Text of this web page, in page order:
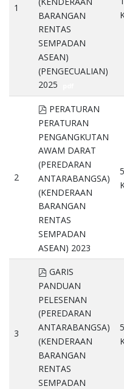
1
BARANGAN
RENTAS
SEMPADAN
ASEAN)
(PENGECUALIAN)
2025
2
pdf
PERATURAN
PERATURAN
PENGANGKUTAN
AWAM DARAT
(PEREDARAN
ANTARABANGSA)
(KENDERAAN
BARANGAN
RENTAS
SEMPADAN
ASEAN) 2023
3
pdf
GARIS
PANDUAN
PELESENAN
(PEREDARAN
ANTARABANGSA)
(KENDERAAN
BARANGAN
RENTAS
SEMPADAN